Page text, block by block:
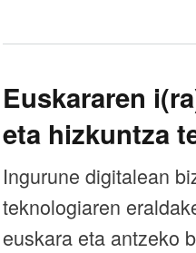
Euskararen
eta hizkuntza
Ingurune digitalean
teknologiaren
euskara eta antzeko